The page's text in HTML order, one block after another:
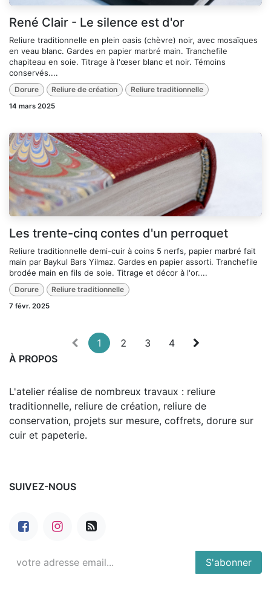
René Clair - Le silence est d'or
Reliure traditionnelle en plein oasis (chèvre) noir, avec mosaïques
en veau blanc. Gardes en papier marbré main. Tranchefile
chapiteau en soie. Titrage à l'œser blanc et noir. Témoins
conservés....
Dorure Reliure de création Reliure traditionnelle
14 mars 2025
Les trente-cinq contes d'un perroquet
Reliure traditionnelle demi-cuir à coins 5 nerfs, papier marbré fait
main par Baykul Bars Yilmaz. Gardes en papier assorti. Tranchefile
brodée main en fils de soie. Titrage et décor à l'or....
Dorure Reliure traditionnelle
7 févr. 2025
1 2 3
4
À PROPOS
L'atelier réalise de nombreux travaux : reliure
traditionnelle, reliure de création, reliure de
conservation, projets sur mesure, coffrets, dorure sur
cuir et papeterie.
SUIVEZ-NOUS
S'abonner